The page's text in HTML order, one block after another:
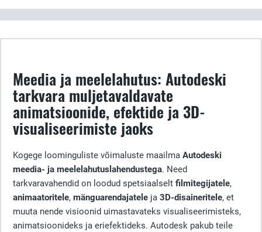
Meedia ja meelelahutus: Autodeski
tarkvara muljetavaldavate
animatsioonide, efektide ja 3D-
visualiseerimiste jaoks
Kogege loominguliste võimaluste maailma Autodeski
meedia- ja meelelahutuslahendustega. Need
tarkvaravahendid on loodud spetsiaalselt filmitegijatele,
animaatoritele, mänguarendajatele ja 3D-disaineritele, et
muuta nende visioonid uimastavateks visualiseerimisteks,
animatsioonideks ja eriefektideks. Autodesk pakub teile